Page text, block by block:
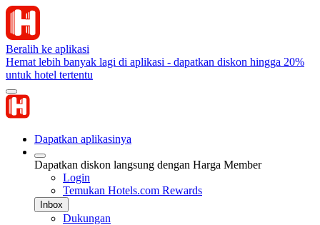
Beralih ke aplikasi
Hemat lebih banyak lagi di aplikasi - dapatkan diskon hingga 20%
untuk hotel tertentu
Dapatkan aplikasinya
Dapatkan diskon langsung dengan Harga Member
Login
Temukan Hotels.com Rewards
Inbox
Dukungan